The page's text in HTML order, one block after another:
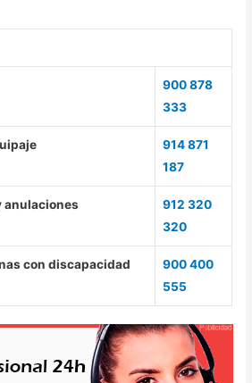
900 878
333
914 871
187
anulaciones
912 320
320
con discapacidad
900 400
555